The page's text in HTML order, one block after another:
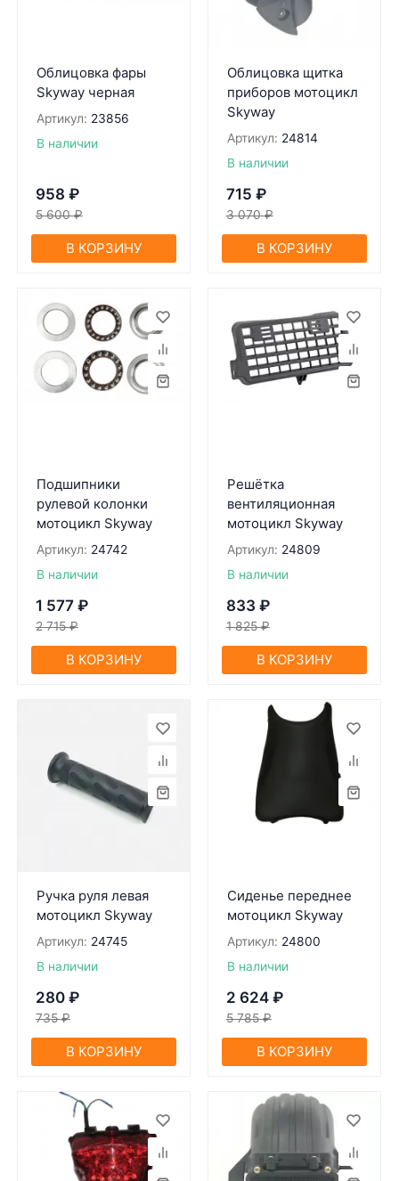
Облицовка фары
Skyway черная
Артикул: 23856
В наличии
958 ₽
5 600 ₽
В КОРЗИНУ
Облицовка щитка
приборов мотоцикл
Skyway
Артикул: 24814
В наличии
715 ₽
3 070 ₽
В КОРЗИНУ
Подшипники
рулевой колонки
мотоцикл Skyway
Артикул: 24742
В наличии
1 577 ₽
2 715 ₽
В КОРЗИНУ
Решётка
вентиляционная
мотоцикл Skyway
Артикул: 24809
В наличии
833 ₽
1 825 ₽
В КОРЗИНУ
Ручка руля левая
мотоцикл Skyway
Артикул: 24745
В наличии
280 ₽
735 ₽
В КОРЗИНУ
Сиденье переднее
мотоцикл Skyway
Артикул: 24800
В наличии
2 624 ₽
5 785 ₽
В КОРЗИНУ